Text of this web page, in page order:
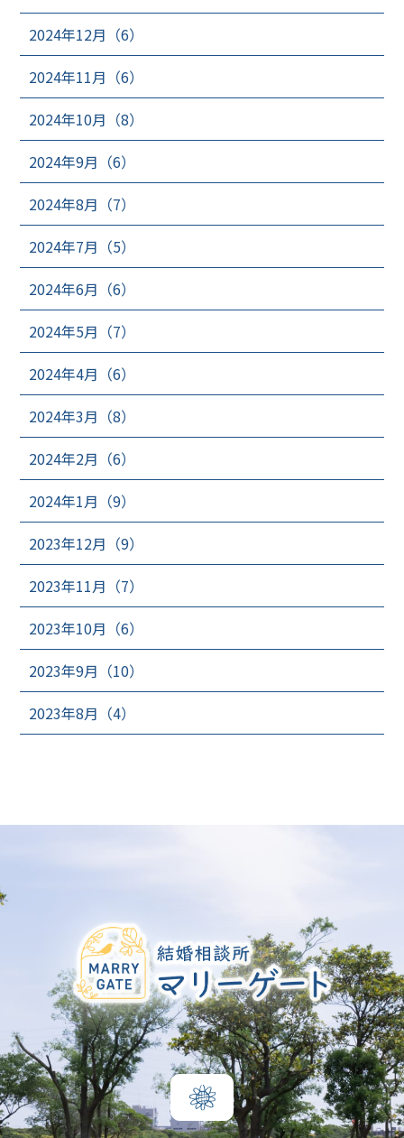
2024年12月（6）
2024年11月（6）
2024年10月（8）
2024年9月（6）
2024年8月（7）
2024年7月（5）
2024年6月（6）
2024年5月（7）
2024年4月（6）
2024年3月（8）
2024年2月（6）
2024年1月（9）
2023年12月（9）
2023年11月（7）
2023年10月（6）
2023年9月（10）
2023年8月（4）